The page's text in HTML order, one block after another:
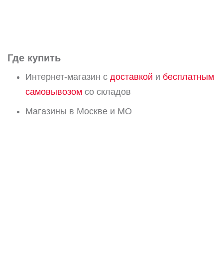
Где купить
Интернет-магазин с доставкой и бесплатным
самовывозом со складов
Магазины в Москве и МО